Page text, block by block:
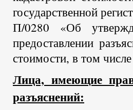
государственной
П/0280 «Об
предоставлении
стоимости, в том
Лица, имеющие
разъяснений: